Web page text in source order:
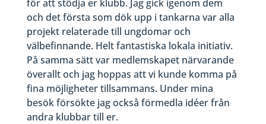
för att stödja er klubb. Jag gick igenom dem
och det första som dök upp i tankarna var alla
projekt relaterade till ungdomar och
välbefinnande. Helt fantastiska lokala initiativ.
På samma sätt var medlemskapet närvarande
överallt och jag hoppas att vi kunde komma på
fina möjligheter tillsammans. Under mina
besök försökte jag också förmedla idéer från
andra klubbar till er.